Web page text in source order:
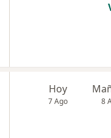
Hoy
7 Ago 8